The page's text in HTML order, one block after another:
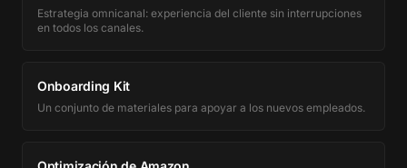
Estrategia omnicanal: experiencia del cliente sin interrupciones
en todos los canales.
Onboarding Kit
Un conjunto de materiales para apoyar a los nuevos empleados.